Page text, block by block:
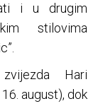
i u drugim
stilovima
Hari
august), dok